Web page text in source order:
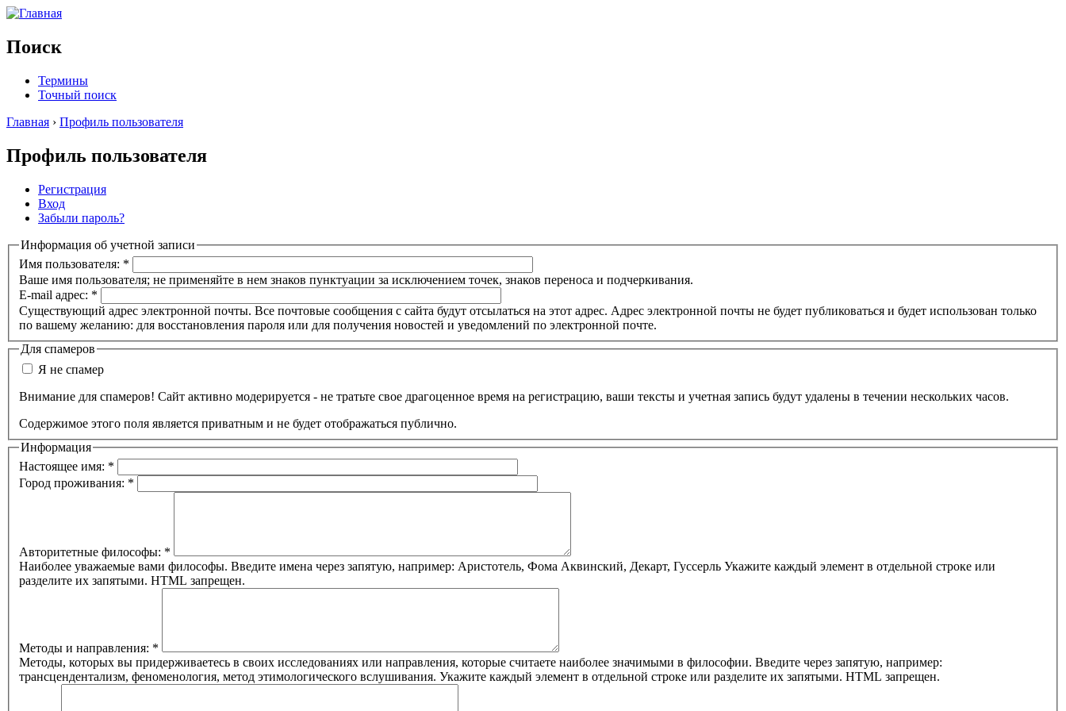
Поиск
Термины
Точный поиск
Главная › Профиль пользователя
Профиль пользователя
Регистрация
Вход
Забыли пароль?
Информация об учетной записи
Имя пользователя: *
Ваше имя пользователя; не применяйте в нем знаков пунктуации за исключением точек, знаков переноса и подчеркивания.
E-mail адрес: *
Существующий адрес электронной почты. Все почтовые сообщения с сайта будут отсылаться на этот адрес. Адрес электронной почты не будет публиковаться и будет использован только
по вашему желанию: для восстановления пароля или для получения новостей и уведомлений по электронной почте.
Для спамеров
Я не спамер
Внимание для спамеров! Сайт активно модерируется - не тратьте свое драгоценное время на регистрацию, ваши тексты и учетная запись будут удалены в течении нескольких часов.
Содержимое этого поля является приватным и не будет отображаться публично.
Информация
Настоящее имя: *
Город проживания: *
Авторитетные философы: *
Наиболее уважаемые вами философы. Введите имена через запятую, например: Аристотель, Фома Аквинский, Декарт, Гуссерль Укажите каждый элемент в отдельной строке или
разделите их запятыми. HTML запрещен.
Методы и направления: *
Методы, которых вы придерживаетесь в своих исследованиях или направления, которые считаете наиболее значимыми в философии. Введите через запятую, например:
трансцендентализм, феноменология, метод этимологического вслушивания. Укажите каждый элемент в отдельной строке или разделите их запятыми. HTML запрещен.